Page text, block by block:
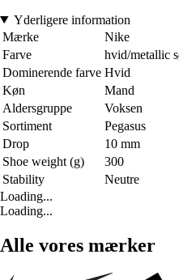
Yderligere information
Mærke
Nike
Farve
hvid/metallic
Dominerende farve Hvid
Køn
Mand
Aldersgruppe
Voksen
Sortiment
Pegasus
Drop
10 mm
Shoe weight (g)
300
Stability
Neutre
Loading...
Loading...
Alle vores mærker